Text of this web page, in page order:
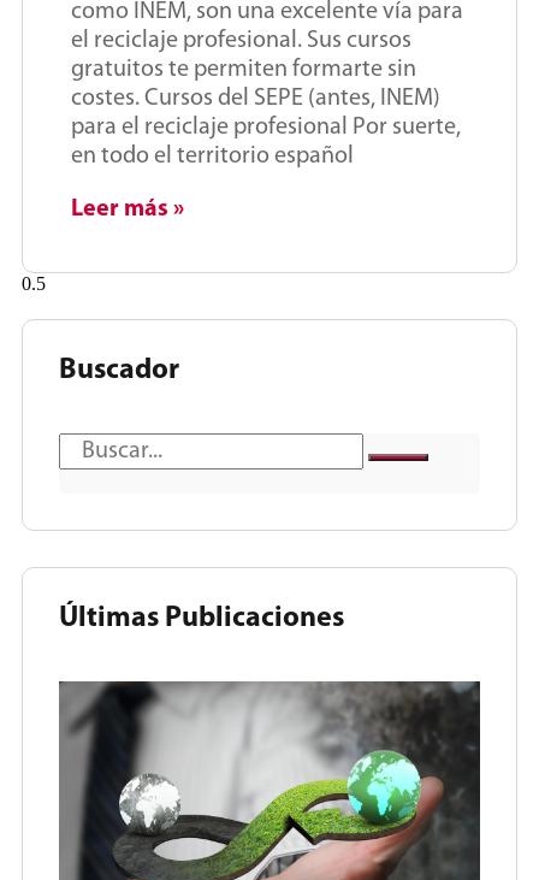
como INEM, son una excelente vía para
el reciclaje profesional. Sus cursos
gratuitos te permiten formarte sin
costes. Cursos del SEPE (antes, INEM)
para el reciclaje profesional Por suerte,
en todo el territorio español
Leer más »
Buscador
Últimas Publicaciones